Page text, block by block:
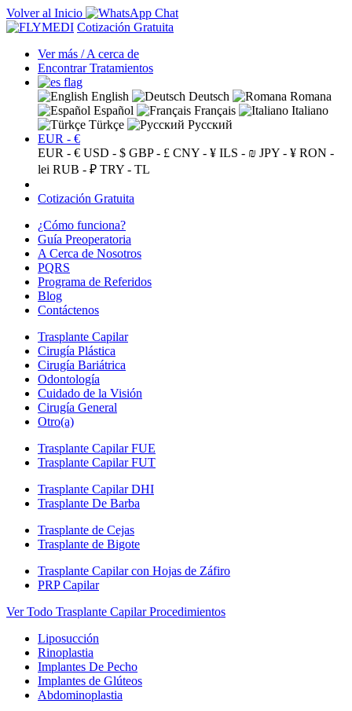
Volver al Inicio
Cotización Gratuita
Ver más / A cerca de
Encontrar Tratamientos
English Deutsch
Romana
Español
Français
Italiano
Türkçe
Русский
EUR - €
EUR - € USD - $ GBP - £ CNY - ¥ ILS - ₪ JPY - ¥ RON -
lei RUB - ₽ TRY - TL
Cotización Gratuita
¿Cómo funciona?
Guía Preoperatoria
A Cerca de Nosotros
PQRS
Programa de Referidos
Blog
Contáctenos
Trasplante Capilar
Cirugía Plástica
Cirugía Bariátrica
Odontología
Cuidado de la Visión
Cirugía General
Otro(a)
Trasplante Capilar FUE
Trasplante Capilar FUT
Trasplante Capilar DHI
Trasplante De Barba
Trasplante de Cejas
Trasplante de Bigote
Trasplante Capilar con Hojas de Záfiro
PRP Capilar
Ver Todo Trasplante Capilar Procedimientos
Liposucción
Rinoplastia
Implantes De Pecho
Implantes de Glúteos
Abdominoplastia